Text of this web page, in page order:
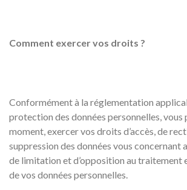
Comment exercer vos droits ?
Conformément à la réglementation
protection des données personnelles, vous
moment, exercer vos droits d’accès, de
suppression des données vous concernant
de limitation et d’opposition au traitement
de vos données personnelles.